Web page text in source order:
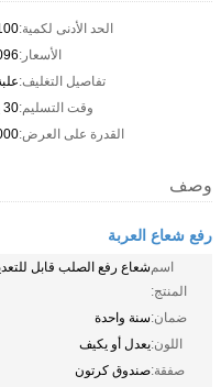
الحد الأدنى لكمية:100 قطعة نماذج
الأسعار:
تفاصيل التغليف:
وقت التسليم:30 يوما
القدرة على العرض:20000
وصف
رفع شعاع العربة
اسم
المنتج:
شعاع رفع الصلب قابل
ضمان:سنة واحدة
اللون:يعدل أو يكيف
صفقة:صندوق كرتون